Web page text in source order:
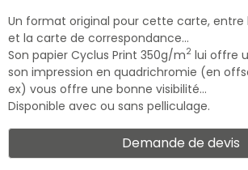
Un format original pour cette carte, entre
et la carte de correspondance…
Son papier Cyclus Print 350g/m2 lui offre
son impression en quadrichromie (en
ex) vous offre une bonne visibilité…
Disponible avec ou sans pelliculage.
Demande de devis